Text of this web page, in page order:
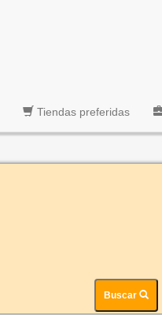
Tiendas preferidas
Buscar